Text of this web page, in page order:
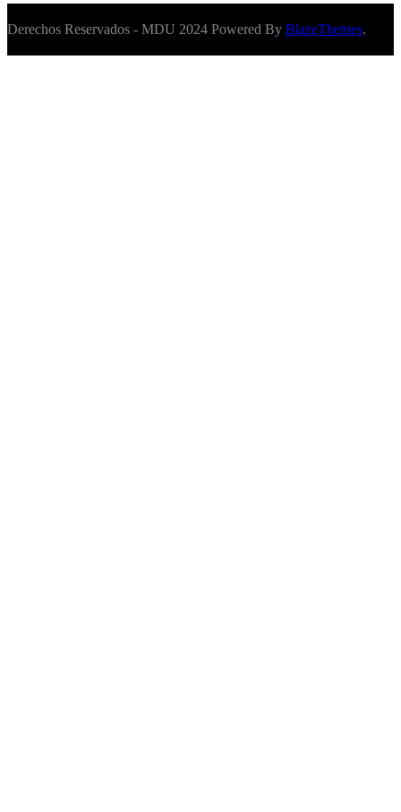
Derechos Reservados - MDU 2024 Powered By BlazeThemes.